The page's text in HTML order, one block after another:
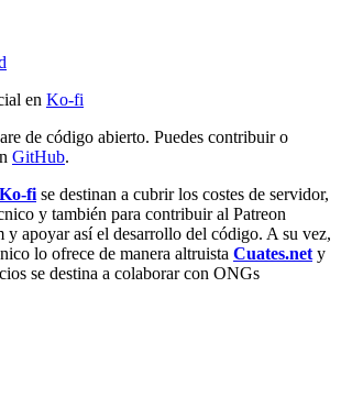
en Ko-fi
de código abierto. Puedes contribuir o
GitHub.
Ko-fi se destinan a cubrir los costes de servidor,
y también para contribuir al Patreon
apoyar así el desarrollo del código. A su vez,
lo ofrece de manera altruista Cuates.net y
se destina a colaborar con ONGs